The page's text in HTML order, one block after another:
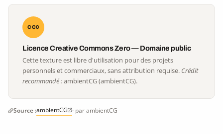
CC0
Licence Creative Commons Zero — Domaine public
Cette texture est libre d'utilisation pour des projets
personnels et commerciaux, sans attribution requise. Crédit
recommandé :ambientCG (ambientCG).
Source :ambientCG · par ambientCG